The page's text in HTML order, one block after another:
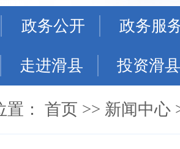
政务公开 政务服
走进滑县 投资滑县
： 首页 >> 新闻中心